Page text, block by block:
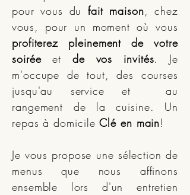
pour vous dufait maison, chez
vous, pour un moment où vous
profiterez pleinement de votre
soiréeet de vos invités. Je
m'occupe de tout, des courses
jusqu'au service et au
rangement de la cuisine. Un
repas à domicileClé en main!
Je vous propose une sélection de
menus que nous affinons
ensemble lors d'un entretien